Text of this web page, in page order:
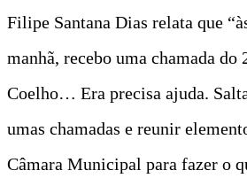
Filipe Santana Dias relata que
manhã, recebo uma chamada do
Coelho… Era precisa ajuda.
umas chamadas e reunir
Câmara Municipal para fazer o